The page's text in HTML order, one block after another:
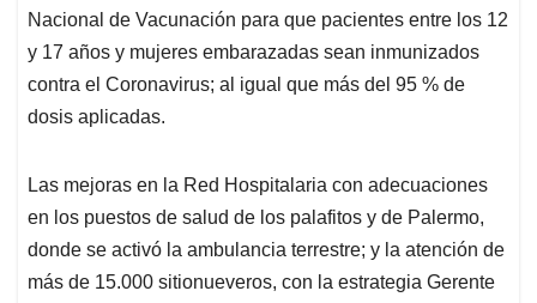
Nacional de Vacunación para que pacientes entre los 12
y 17 años y mujeres embarazadas sean inmunizados
contra el Coronavirus; al igual que más del 95 % de
dosis aplicadas.
Las mejoras en la Red Hospitalaria con adecuaciones
en los puestos de salud de los palafitos y de Palermo,
donde se activó la ambulancia terrestre; y la atención de
más de 15.000 sitionueveros, con la estrategia Gerente